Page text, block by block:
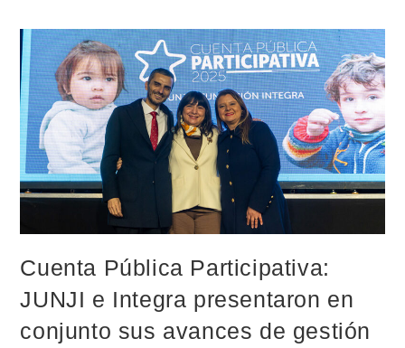
Cuenta Pública Participativa:
JUNJI e Integra presentaron en
conjunto sus avances de gestión